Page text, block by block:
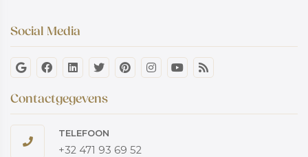
Social Media
Contactgegevens
TELEFOON
+32 471 93 69 52